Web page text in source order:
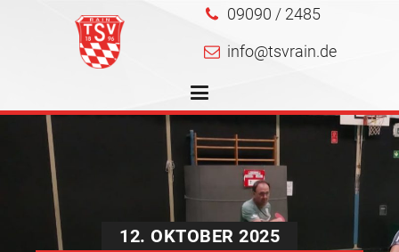
09090 / 2485
info@tsvrain.de
12. OKTOBER 2025